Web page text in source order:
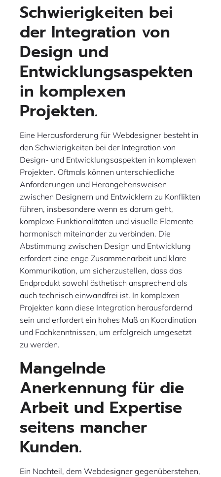
Schwierigkeiten bei
der Integration von
Design und
Entwicklungsaspekten
in komplexen
Projekten.
Eine Herausforderung für Webdesigner besteht in
den Schwierigkeiten bei der Integration von
Design- und Entwicklungsaspekten in komplexen
Projekten. Oftmals können unterschiedliche
Anforderungen und Herangehensweisen
zwischen Designern und Entwicklern zu Konflikten
führen, insbesondere wenn es darum geht,
komplexe Funktionalitäten und visuelle Elemente
harmonisch miteinander zu verbinden. Die
Abstimmung zwischen Design und Entwicklung
erfordert eine enge Zusammenarbeit und klare
Kommunikation, um sicherzustellen, dass das
Endprodukt sowohl ästhetisch ansprechend als
auch technisch einwandfrei ist. In komplexen
Projekten kann diese Integration herausfordernd
sein und erfordert ein hohes Maß an Koordination
und Fachkenntnissen, um erfolgreich umgesetzt
zu werden.
Mangelnde
Anerkennung für die
Arbeit und Expertise
seitens mancher
Kunden.
Ein Nachteil, dem Webdesigner gegenüberstehen,